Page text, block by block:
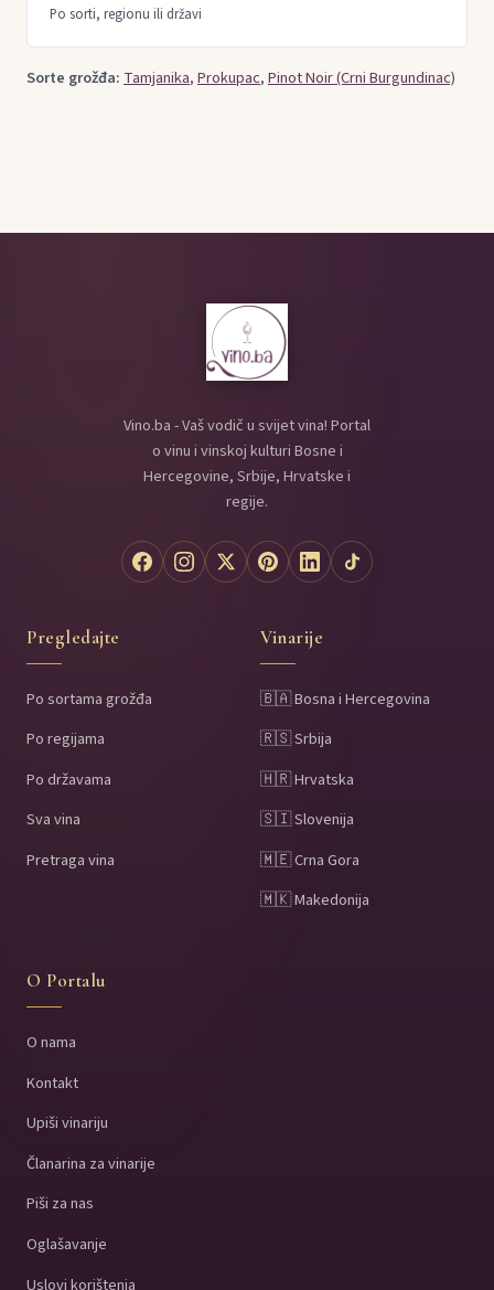
Po sorti, regionu ili državi
Sorte grožđa: Tamjanika,Prokupac,Pinot Noir (Crni Burgundinac)
Vino.ba - Vaš vodič u svijet vina! Portal
o vinu i vinskoj kulturi Bosne i
Hercegovine, Srbije, Hrvatske i
regije.
Pregledajte
Po sortama grožđa
Po regijama
Po državama
Sva vina
Pretraga vina
Vinarije
🇧🇦 Bosna i Hercegovina
🇷🇸 Srbija
🇭🇷 Hrvatska
🇸🇮 Slovenija
🇲🇪 Crna Gora
🇲🇰 Makedonija
O Portalu
O nama
Kontakt
Upiši vinariju
Članarina za vinarije
Piši za nas
Oglašavanje
Uslovi korištenja